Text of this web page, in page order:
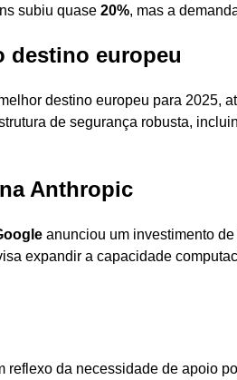
subiu quase 20%, mas a
destino europeu
destino europeu para 2025,
de segurança robusta,
Anthropic
anunciou um investimento de
expandir a capacidade
da necessidade de apoio